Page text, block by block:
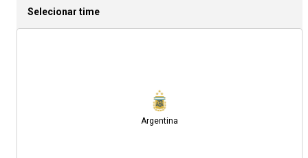
Selecionar time
Argentina